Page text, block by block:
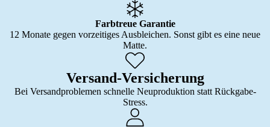
Farbtreue Garantie
12 Monate gegen vorzeitiges Ausbleichen. Sonst gibt es eine neue
Matte.
Versand-Versicherung
Bei Versandproblemen schnelle Neuproduktion statt Rückgabe-
Stress.